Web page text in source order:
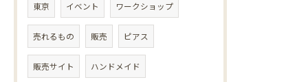
東京 イベント ワークショップ
売れるもの 販売 ピアス
販売サイト ハンドメイド